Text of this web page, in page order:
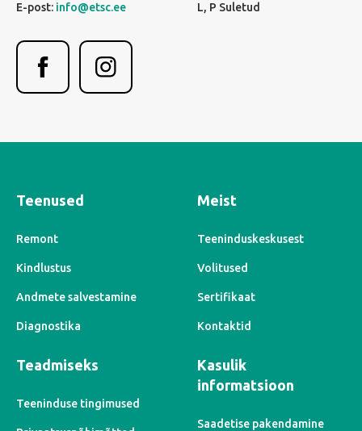
E-post: info@etsc.ee
L, P Suletud
Teenused
Remont
Kindlustus
Andmete salvestamine
Diagnostika
Meist
Teeninduskeskusest
Volitused
Sertifikaat
Kontaktid
Teadmiseks
Teeninduse tingimused
Kasulik
informatsioon
Saadetise pakendamine